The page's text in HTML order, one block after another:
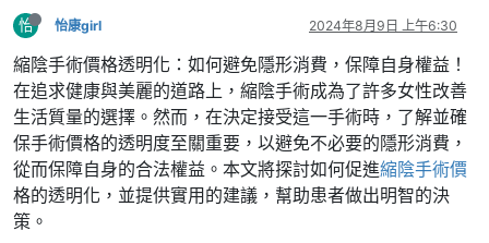
怡 怡康girl 2024年8月9日 上午6:30
縮陰手術價格透明化：如何避免隱形消費，保障自身權益！
在追求健康與美麗的道路上，縮陰手術成為了許多女性改善
生活質量的選擇。然而，在決定接受這一手術時，了解並確
保手術價格的透明度至關重要，以避免不必要的隱形消費，
從而保障自身的合法權益。本文將探討如何促進縮陰手術價
格的透明化，並提供實用的建議，幫助患者做出明智的決
策。